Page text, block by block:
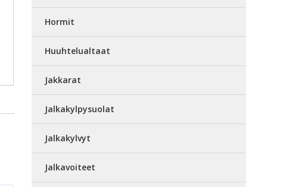
Hormit
Huuhtelualtaat
Jakkarat
Jalkakylpysuolat
Jalkakylvyt
Jalkavoiteet